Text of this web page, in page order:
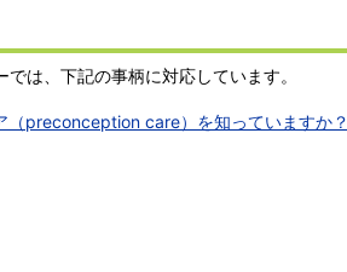
は、下記の事柄に対応しています。
（preconception care）を知っていますか？